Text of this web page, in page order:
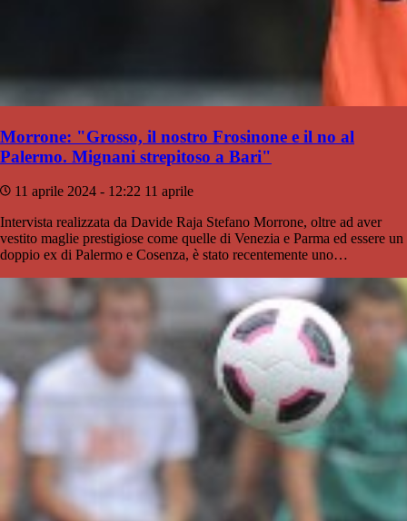
Morrone: "Grosso, il nostro Frosinone e il no al
Palermo. Mignani strepitoso a Bari"
11 aprile 2024 - 12:22 11 aprile
Intervista realizzata da Davide Raja Stefano Morrone, oltre ad aver
vestito maglie prestigiose come quelle di Venezia e Parma ed essere un
doppio ex di Palermo e Cosenza, è stato recentemente uno…